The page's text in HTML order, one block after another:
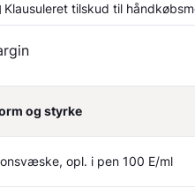
Klausuleret tilskud til
og styrke
opl. i pen 100 E/ml